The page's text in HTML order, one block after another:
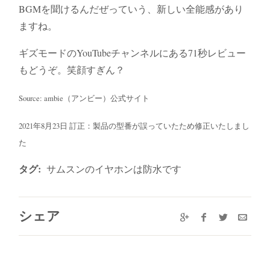
BGMを聞けるんだぜっていう、新しい全能感があり
ますね。
ギズモードのYouTubeチャンネルにある71秒レビュー
もどうぞ。笑顔すぎん？
Source: ambie（アンビー）公式サイト
2021年8月23日 訂正：製品の型番が誤っていたため修正いたしまし
た
タグ: サムスンのイヤホンは防水です
シェア